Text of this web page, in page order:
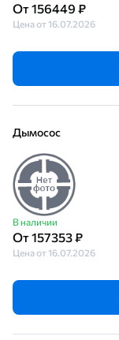
От 156449 ₽
Цена от 16.07.2026
Дымосос
В наличии
От 157353 ₽
Цена от 16.07.2026